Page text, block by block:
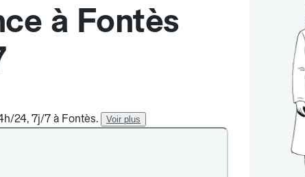
à Fontès
24, 7j/7 à Fontès. Voir plus